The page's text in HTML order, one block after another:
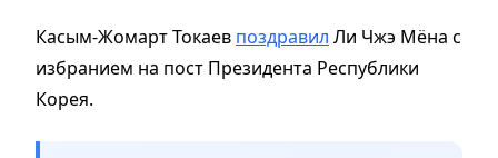
Касым-Жомарт Токаев поздравил Ли Чжэ Мёна с
избранием на пост Президента Республики
Корея.